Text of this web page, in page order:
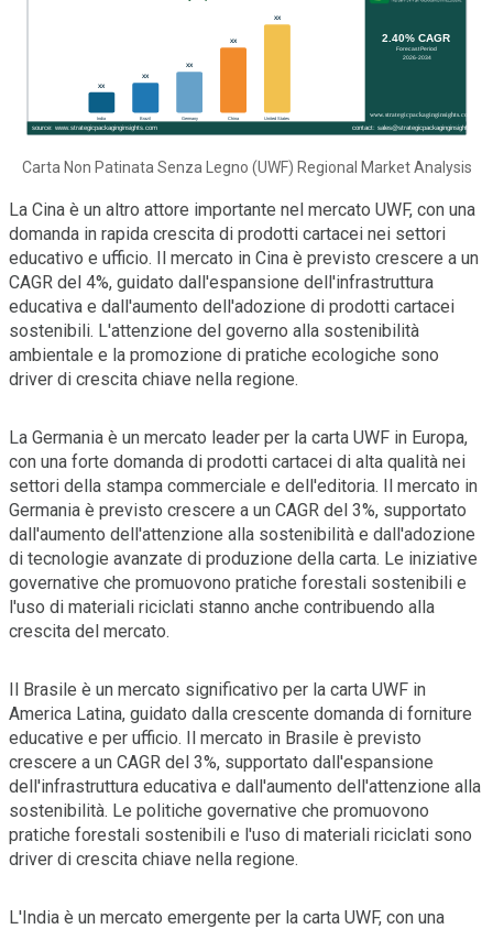
Carta Non Patinata Senza Legno (UWF) Regional Market Analysis
La Cina è un altro attore importante nel mercato UWF, con una
domanda in rapida crescita di prodotti cartacei nei settori
educativo e ufficio. Il mercato in Cina è previsto crescere a un
CAGR del 4%, guidato dall'espansione dell'infrastruttura
educativa e dall'aumento dell'adozione di prodotti cartacei
sostenibili. L'attenzione del governo alla sostenibilità
ambientale e la promozione di pratiche ecologiche sono
driver di crescita chiave nella regione.
La Germania è un mercato leader per la carta UWF in Europa,
con una forte domanda di prodotti cartacei di alta qualità nei
settori della stampa commerciale e dell'editoria. Il mercato in
Germania è previsto crescere a un CAGR del 3%, supportato
dall'aumento dell'attenzione alla sostenibilità e dall'adozione
di tecnologie avanzate di produzione della carta. Le iniziative
governative che promuovono pratiche forestali sostenibili e
l'uso di materiali riciclati stanno anche contribuendo alla
crescita del mercato.
Il Brasile è un mercato significativo per la carta UWF in
America Latina, guidato dalla crescente domanda di forniture
educative e per ufficio. Il mercato in Brasile è previsto
crescere a un CAGR del 3%, supportato dall'espansione
dell'infrastruttura educativa e dall'aumento dell'attenzione alla
sostenibilità. Le politiche governative che promuovono
pratiche forestali sostenibili e l'uso di materiali riciclati sono
driver di crescita chiave nella regione.
L'India è un mercato emergente per la carta UWF, con una